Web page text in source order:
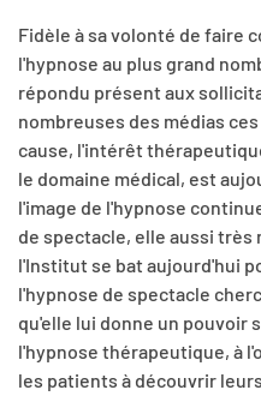
Fidèle à sa volonté de faire
l'hypnose au plus grand
répondu présent aux
nombreuses des médias
cause, l'intérêt
le domaine médical, est
l'image de l'hypnose
de spectacle, elle aussi très
l'Institut se bat aujourd'hui
l'hypnose de spectacle
qu'elle lui donne un pouvoir
l'hypnose thérapeutique, à
les patients à découvrir